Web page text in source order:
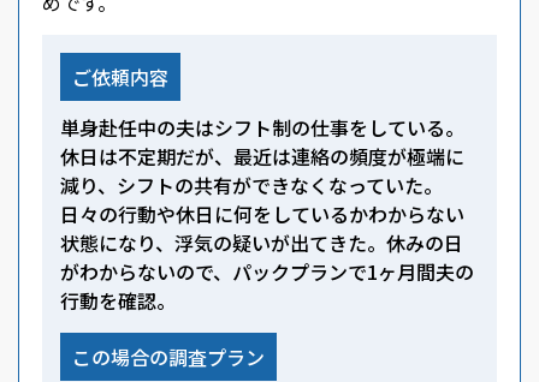
ご依頼内容
単身赴任中の夫はシフト制の仕事をしている。
休日は不定期だが、最近は連絡の頻度が極端に
減り、シフトの共有ができなくなっていた。
日々の行動や休日に何をしているかわからない
状態になり、浮気の疑いが出てきた。休みの日
がわからないので、パックプランで1ヶ月間夫の
行動を確認。
この場合の調査プラン